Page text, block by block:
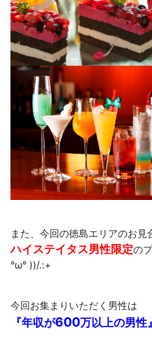
また、今回の徳島エリアのお見
ハイステイタス男性限定の
°ω° ))/.:+
今回お集まりいただく男性は
『年収が600万以上の男性』